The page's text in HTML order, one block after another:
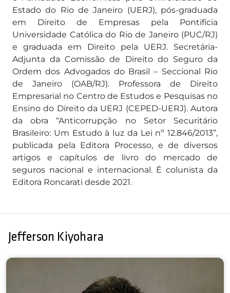
Estado do Rio de Janeiro (UERJ), pós-graduada
em Direito de Empresas pela Pontifícia
Universidade Católica do Rio de Janeiro (PUC/RJ)
e graduada em Direito pela UERJ. Secretária-
Adjunta da Comissão de Direito do Seguro da
Ordem dos Advogados do Brasil – Seccional Rio
de Janeiro (OAB/RJ). Professora de Direito
Empresarial no Centro de Estudos e Pesquisas no
Ensino do Direito da UERJ (CEPED-UERJ). Autora
da obra “Anticorrupção no Setor Securitário
Brasileiro: Um Estudo à luz da Lei nº 12.846/2013”,
publicada pela Editora Processo, e de diversos
artigos e capítulos de livro do mercado de
seguros nacional e internacional. É colunista da
Editora Roncarati desde 2021.
Jefferson Kiyohara